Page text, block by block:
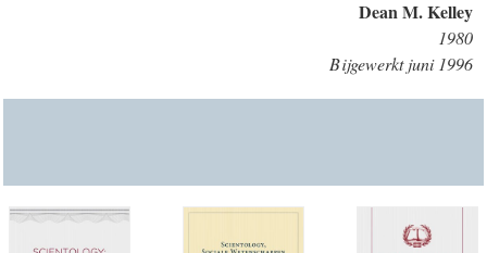
Dean M. Kelley
1980
Bijgewerkt juni 1996